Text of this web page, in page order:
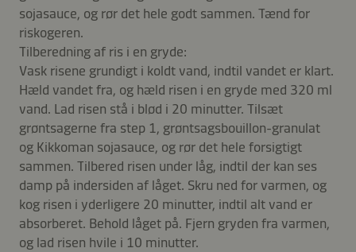
sojasauce, og rør det hele godt sammen. Tænd for
riskogeren.
Tilberedning af ris i en gryde:
Vask risene grundigt i koldt vand, indtil vandet er klart.
Hæld vandet fra, og hæld risen i en gryde med 320 ml
vand. Lad risen stå i blød i 20 minutter. Tilsæt
grøntsagerne fra step 1, grøntsagsbouillon-granulat
og Kikkoman sojasauce, og rør det hele forsigtigt
sammen. Tilbered risen under låg, indtil der kan ses
damp på indersiden af låget. Skru ned for varmen, og
kog risen i yderligere 20 minutter, indtil alt vand er
absorberet. Behold låget på. Fjern gryden fra varmen,
og lad risen hvile i 10 minutter.